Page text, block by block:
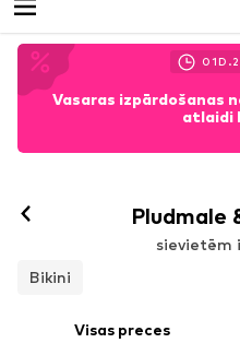
01D.
Vasaras izpārdošanas
atlaidi
Pludmale
sievietēm
Bikini
Visas preces